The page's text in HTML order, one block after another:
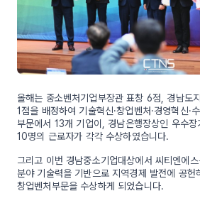
올해는 중소벤처기업부장관 표창 6점, 경남도
1점을 배정하여 기술혁신·창업벤처·경영혁신·
부문에서 13개 기업이, 경남은행장상인 우수장
10명의 근로자가 각각 수상하였습니다.
그리고 이번 경남중소기업대상에서 씨티엔에
분야 기술력을 기반으로 지역경제 발전에 공헌
창업벤처부문을 수상하게 되었습니다.